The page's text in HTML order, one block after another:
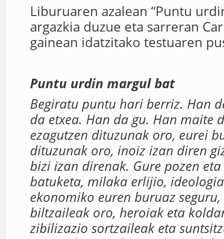
Liburuaren azalean “Puntu
argazkia duzue eta sarreran
gainean idatzitako testuaren
Puntu urdin margul bat
Begiratu puntu hari berriz. Han
da etxea. Han da gu. Han maite
ezagutzen dituzunak oro, eurei
dituzunak oro, inoiz izan diren
bizi izan direnak. Gure pozen
batuketa, milaka erlijio,
ekonomiko euren buruaz
biltzaileak oro, heroiak eta
zibilizazio sortzaileak eta